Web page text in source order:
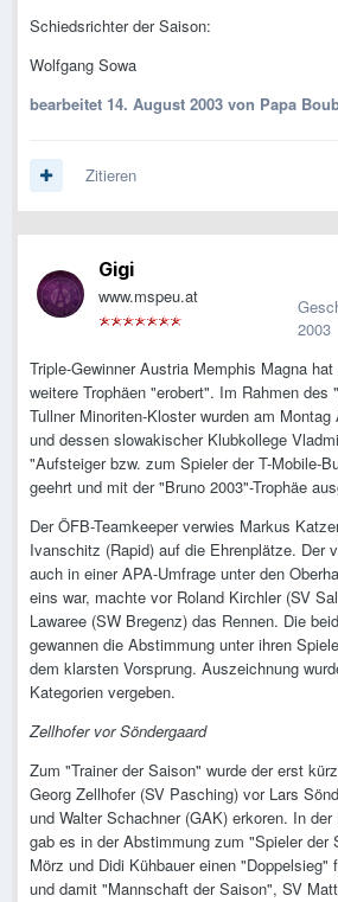
Schiedsrichter der Saison:
Wolfgang Sowa
bearbeitet 14. August 2003 von Papa
Zitieren
Gigi
www.mspeu.at
2003
Triple-Gewinner Austria Memphis Magna
weitere Trophäen "erobert". Im Rahmen
Tullner Minoriten-Kloster wurden am
und dessen slowakischer Klubkollege
"Aufsteiger bzw. zum Spieler der T-Mobile-
geehrt und mit der "Bruno 2003"-Trophäe
Der ÖFB-Teamkeeper verwies Markus
Ivanschitz (Rapid) auf die Ehrenplätze. Der
auch in einer APA-Umfrage unter den
eins war, machte vor Roland Kirchler (SV
Lawaree (SW Bregenz) das Rennen. Die
gewannen die Abstimmung unter ihren
dem klarsten Vorsprung. Auszeichnung
Kategorien vergeben.
Zellhofer vor Söndergaard
Zum "Trainer der Saison" wurde der erst
Georg Zellhofer (SV Pasching) vor Lars
und Walter Schachner (GAK) erkoren. In
gab es in der Abstimmung zum "Spieler der
Mörz und Didi Kühbauer einen "Doppelsieg"
und damit "Mannschaft der Saison", SV